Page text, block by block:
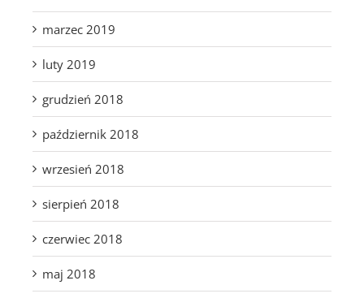
marzec 2019
luty 2019
grudzień 2018
październik 2018
wrzesień 2018
sierpień 2018
czerwiec 2018
maj 2018